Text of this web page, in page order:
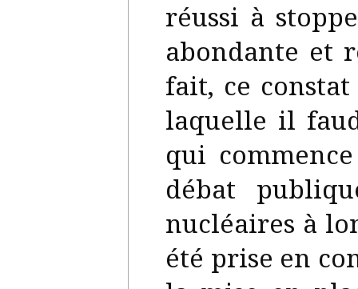
réussi à
abondante et
fait, ce
laquelle il
qui
débat
nucléaires à
été prise en